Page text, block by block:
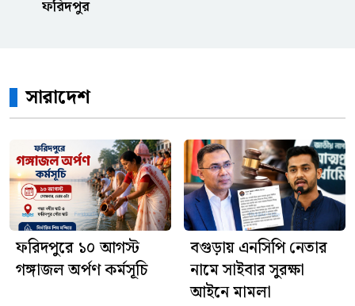
রেফারি ও ভিএআরের দুই সিদ্ধান্ত
ঘিরে বিতর্ক, মিসরের ক্ষোভ
আজ শ্রীশ্রী জগন্নাথদেবের
রথযাত্রা, ফরিদপুরে দিনব্যাপী নানা
আয়োজন
সারাদেশ
ফরিদপুরে ১০ আগস্ট
গঙ্গাজল অর্পণ কর্মসূচি
বগুড়ায় এনসিপি নেতার
নামে সাইবার সুরক্ষা
আইনে মামলা